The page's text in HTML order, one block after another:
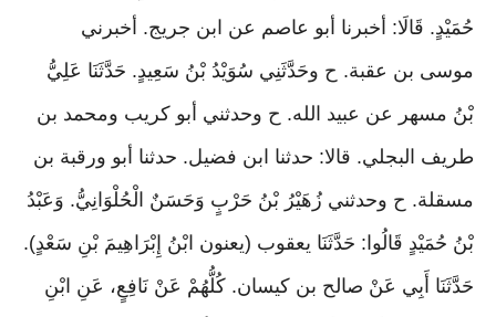
حُمَيْدٍ. قَالَا: أخبرنا أبو عاصم عن ابن جريج. أخبرني
موسى بن عقبة. ح وحَدَّثَنِي سُوَيْدُ بْنُ سَعِيدٍ. حَدَّثَنَا عَلِيُّ
بْنُ مسهر عن عبيد الله. ح وحدثني أبو كريب ومحمد بن
طريف البجلي. قالا: حدثنا ابن فضيل. حدثنا أبو ورقبة بن
مسقلة. ح وحدثني زُهَيْرُ بْنُ حَرْبٍ وَحَسَنٌ الْحُلْوَانِيُّ. وَعَبْدُ
بْنُ حُمَيْدٍ قَالُوا: حَدَّثَنَا يعقوب (يعنون ابْنُ إِبْرَاهِيمَ بْنِ سَعْدٍ).
حَدَّثَنَا أَبِي عَنْ صالح بن كيسان. كُلُّهُمْ عَنْ نَافِعٍ، عَنِ ابْنِ